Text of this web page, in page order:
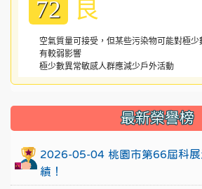
72 良
空氣質量可接受，但某些污染物可能對極
有較弱影響
極少數異常敏感人群應減少戶外活動
::: 最新榮譽榜
2026-05-04 桃園市第66屆科展
績！